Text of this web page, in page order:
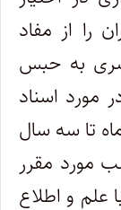
را از مفاد
سری به حبس
و در مورد اسناد
تا سه سال
مورد مقرر
علم و اطلاع